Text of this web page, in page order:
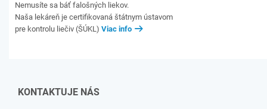
Nemusíte sa báť falošných liekov.
Naša lekáreň je certifikovaná štátnym ústavom
pre kontrolu liečiv (ŠÚKL) Viac info
KONTAKTUJE NÁS